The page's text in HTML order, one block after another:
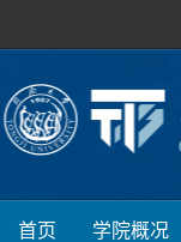
首页 学院概况